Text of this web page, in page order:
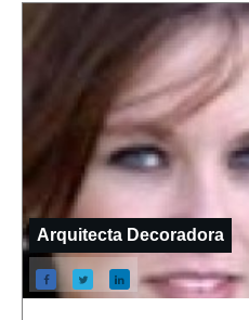
Arquitecta Decoradora